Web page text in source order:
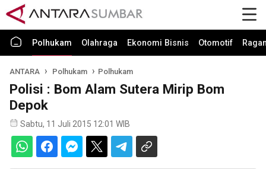
Polhukam Olahraga Ekonomi Bisnis Otomotif
ANTARA Polhukam Polhukam
Polisi : Bom Alam Sutera Mirip Bom
Depok
Sabtu, 11 Juli 2015 12:01 WIB